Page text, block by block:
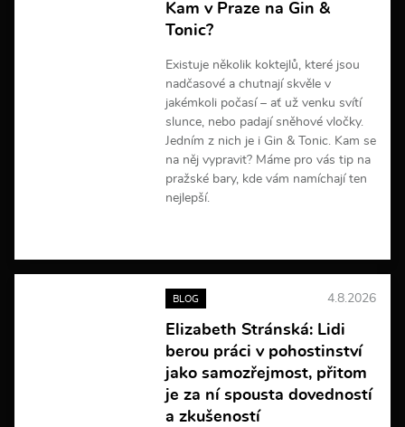
Kam v Praze na Gin &
Tonic?
Existuje několik koktejlů, které jsou
nadčasové a chutnají skvěle v
jakémkoli počasí – ať už venku svítí
slunce, nebo padají sněhové vločky.
Jedním z nich je i Gin & Tonic. Kam se
na něj vypravit? Máme pro vás tip na
pražské bary, kde vám namíchají ten
nejlepší.
e
i
f
o
r
a
c
BLOG 4.8.2026
Elizabeth Stránská: Lidi
berou práci v pohostinství
jako samozřejmost, přitom
je za ní spousta dovedností
a zkušeností